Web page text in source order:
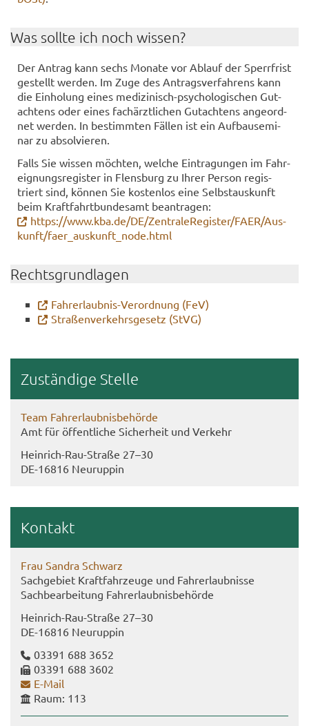
Was soll­te ich noch wis­sen?
Der An­trag kann sechs Mo­na­te vor Ab­lauf der Sperr­frist
ge­stellt wer­den. Im Zuge des An­trags­ver­fah­rens kann
die Ein­ho­lung eines medizinisch-​psychologischen Gut­
ach­tens oder eines fach­ärzt­li­chen Gut­ach­tens an­ge­ord­
net wer­den. In be­stimm­ten Fäl­len ist ein Auf­bau­se­mi­
nar zu ab­sol­vie­ren.
Falls Sie wis­sen möch­ten, wel­che Ein­tra­gun­gen im Fahr­
eig­nungs­re­gis­ter in Flens­burg zu Ihrer Per­son re­gis­
triert sind, kön­nen Sie kos­ten­los eine Selbst­aus­kunft
beim Kraft­fahrt­bun­des­amt be­an­tra­gen:
https://www.kba.de/DE/Zen­tra­le­Re­gis­ter/FAER/Aus­
kunft/fa­e­r_aus­kunft_node.html
Rechts­grund­la­gen
Fahrerlaubnis-​Verordnung (FeV)
Stra­ßen­ver­kehrs­ge­setz (StVG)
Zu­stän­di­ge Stel­le
Team Fahr­erlaub­nis­be­hör­de
Amt für öf­fent­li­che Si­cher­heit und Ver­kehr
Heinrich-​Rau-Straße 27–30
DE-​16816 Neu­rup­pin
Kon­takt
Frau San­dra Schwarz
Sach­ge­biet Kraft­fahr­zeu­ge und Fahr­erlaub­nis­se
Sach­be­ar­bei­tung Fahr­erlaub­nis­be­hör­de
Heinrich-​Rau-Straße 27–30
DE-​16816 Neu­rup­pin
03391 688 3652
03391 688 3602
E-​Mail
Raum: 113